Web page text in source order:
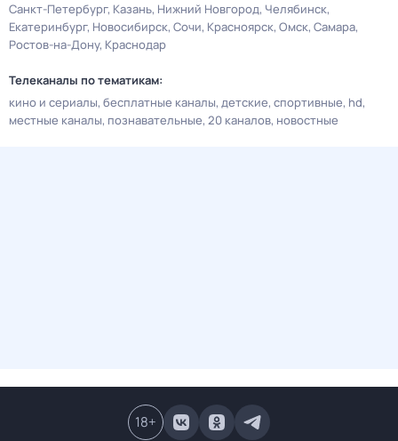
Санкт-Петербург Казань Нижний Новгород Челябинск
Екатеринбург Новосибирск Сочи Красноярск Омск Самара
Ростов-на-Дону Краснодар
Телеканалы по тематикам:
кино и сериалы бесплатные каналы детские спортивные hd
местные каналы познавательные 20 каналов новостные
18+